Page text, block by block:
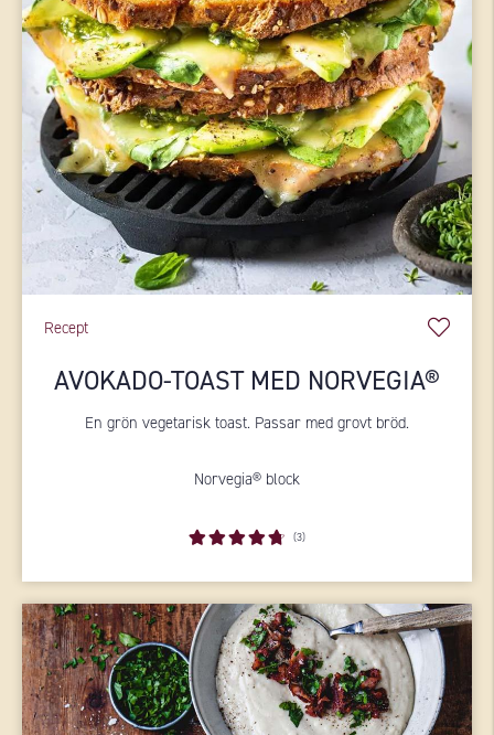
Recept
AVOKADO-TOAST MED NORVEGIA®
En grön vegetarisk toast. Passar med grovt bröd.
Norvegia® block
(3)